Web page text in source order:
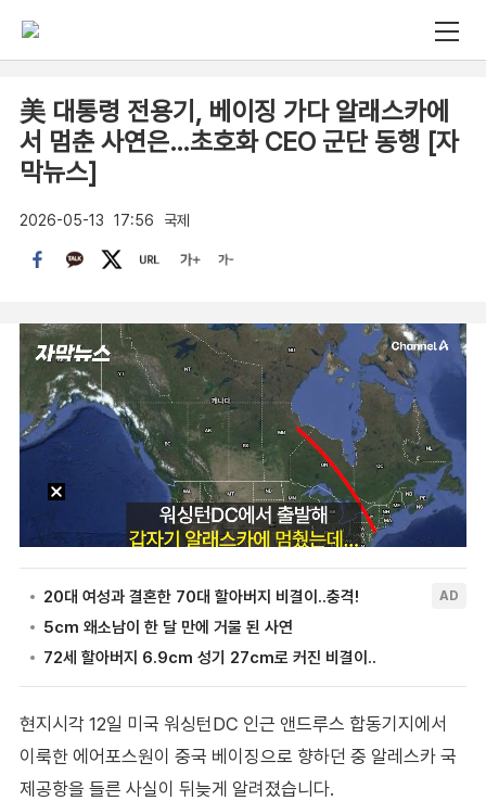
美 대통령 전용기, 베이징 가다 알래스카에
서 멈춘 사연은…초호화 CEO 군단 동행 [자
막뉴스]
2026-05-13 17:56 국제
현지시각 12일 미국 워싱턴DC 인근 앤드루스 합동기지에서
이룩한 에어포스원이 중국 베이징으로 향하던 중 알레스카 국
제공항을 들른 사실이 뒤늦게 알려졌습니다.